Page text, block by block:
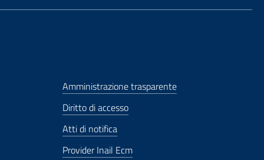
Amministrazione trasparente
Diritto di accesso
Atti di notifica
Provider Inail Ecm